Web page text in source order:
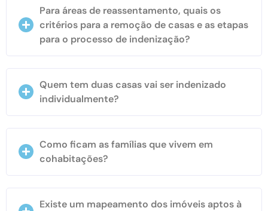
Para áreas de reassentamento, quais os
critérios para a remoção de casas e as etapas
para o processo de indenização?
Quem tem duas casas vai ser indenizado
individualmente?
Como ficam as famílias que vivem em
cohabitações?
Existe um mapeamento dos imóveis aptos à